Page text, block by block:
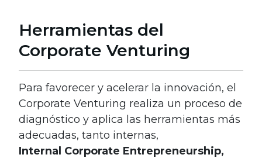
Herramientas del
Corporate Venturing
Para favorecer y acelerar la innovación, el
Corporate Venturing realiza un proceso de
diagnóstico y aplica las herramientas más
adecuadas, tanto internas,
Internal Corporate Entrepreneurship,